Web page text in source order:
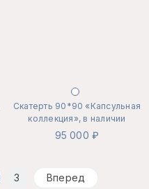
Скатерть 90*90 «Капсульная
коллекция», в наличии
95 000 ₽
3 Вперед